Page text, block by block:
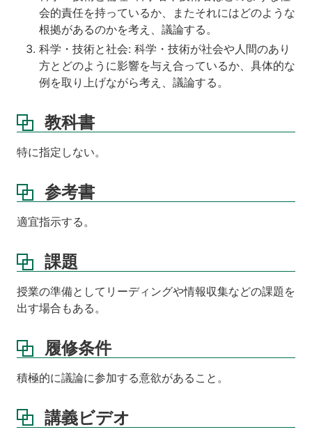
会的責任を持っているか、またそれにはどのような
根拠があるのかを考え、議論する。
科学・技術と社会: 科学・技術が社会や人間のあり
方とどのように影響を与え合っているか、具体的な
例を取り上げながら考え、議論する。
教科書
特に指定しない。
参考書
適宜指示する。
課題
授業の準備としてリーディングや情報収集などの課題を
出す場合もある。
履修条件
積極的に議論に参加する意欲があること。
講義ビデオ